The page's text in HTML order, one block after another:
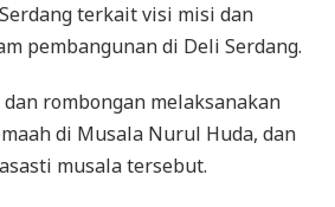
terkait visi misi dan
pembangunan di Deli Serdang.
rombongan melaksanakan
di Musala Nurul Huda, dan
musala tersebut.